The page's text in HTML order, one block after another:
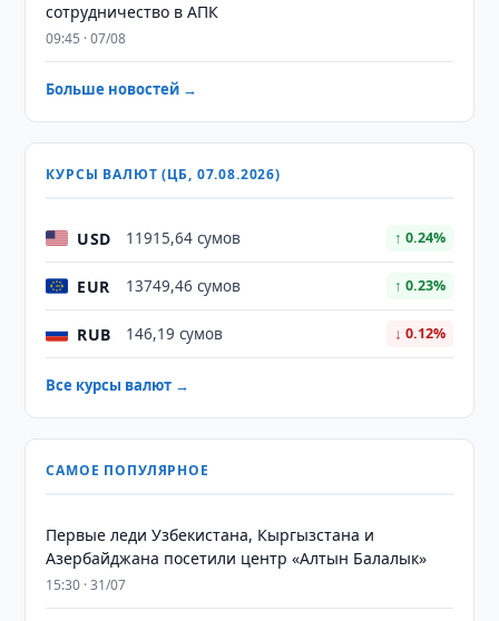
сотрудничество в АПК
09:45 · 07/08
Больше новостей →
КУРСЫ ВАЛЮТ (ЦБ, 07.08.2026)
USD 11915,64 сумов ↑ 0.24%
EUR 13749,46 сумов ↑ 0.23%
RUB 146,19 сумов ↓ 0.12%
Все курсы валют →
САМОЕ ПОПУЛЯРНОЕ
Первые леди Узбекистана, Кыргызстана и
Азербайджана посетили центр «Алтын Балалык»
15:30 · 31/07